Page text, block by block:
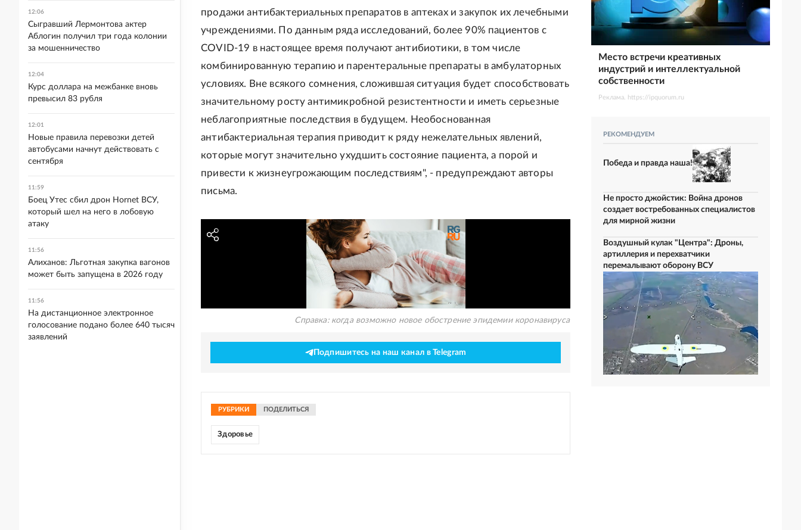
продажи антибактериальных препаратов в аптеках и закупок их лечебными
учреждениями. По данным ряда исследований, более 90% пациентов с
COVID-19 в настоящее время получают антибиотики, в том числе
комбинированную терапию и парентеральные препараты в амбулаторных
условиях. Вне всякого сомнения, сложившая ситуация будет способствовать
значительному росту антимикробной резистентности и иметь серьезные
неблагоприятные последствия в будущем. Необоснованная
антибактериальная терапия приводит к ряду нежелательных явлений,
которые могут значительно ухудшить состояние пациента, а порой и
привести к жизнеугрожающим последствиям", - предупреждают авторы
письма.
Справка: когда возможно новое обострение эпидемии коронавируса
Подпишитесь на наш канал в Telegram
РУБРИКИ ПОДЕЛИТЬСЯ
Здоровье
Место встречи креативных
индустрий и интеллектуальной
собственности
Реклама. https://ipquorum.ru
РЕКОМЕНДУЕМ
Победа и правда наша!
Не просто джойстик: Война дронов
создает востребованных специалистов
для мирной жизни
Воздушный кулак "Центра": Дроны,
артиллерия и перехватчики
перемалывают оборону ВСУ
12:06
Сыгравший Лермонтова актер
Аблогин получил три года колонии
за мошенничество
12:04
Курс доллара на межбанке вновь
превысил 83 рубля
12:01
Новые правила перевозки детей
автобусами начнут действовать с
сентября
11:59
Боец Утес сбил дрон Hornet ВСУ,
который шел на него в лобовую
атаку
11:56
Алиханов: Льготная закупка вагонов
может быть запущена в 2026 году
11:56
На дистанционное электронное
голосование подано более 640 тысяч
заявлений